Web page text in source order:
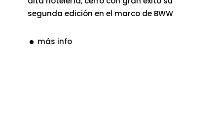
segunda edición en el marco de BWW
más info